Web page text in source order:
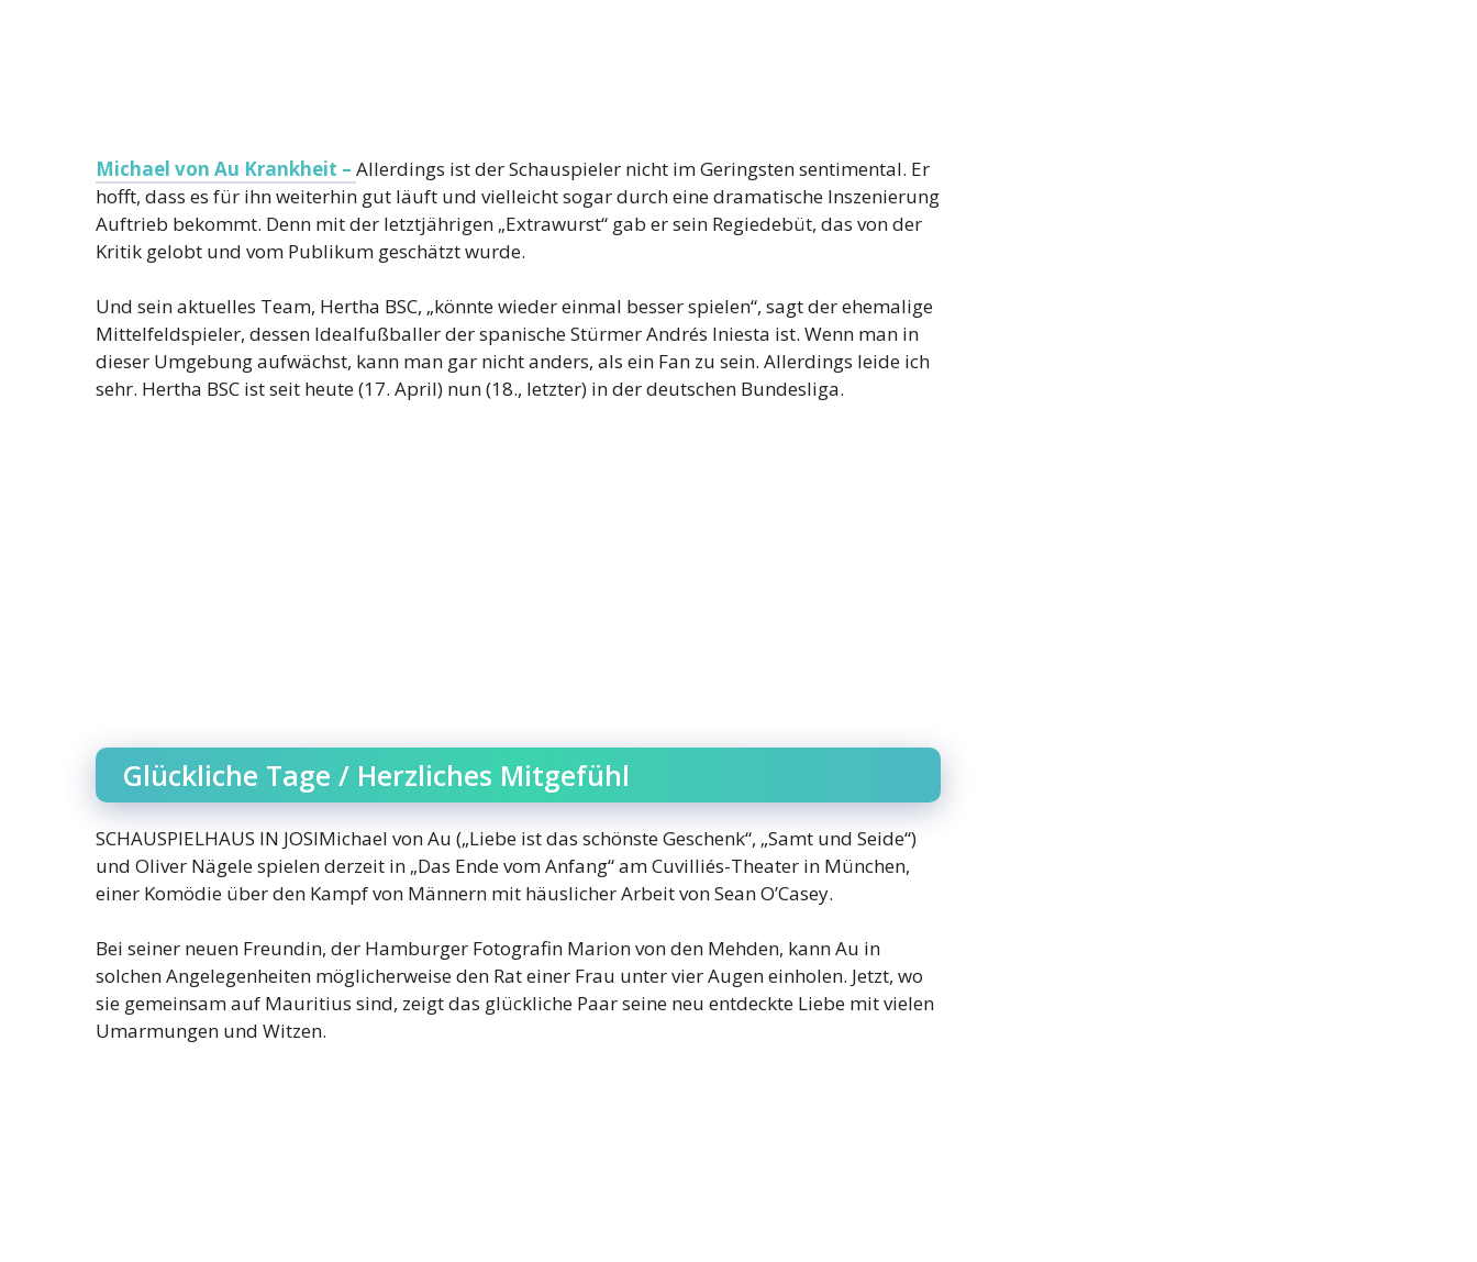
Michael von Au Krankheit – Allerdings ist der Schauspieler nicht im Geringsten sentimental. Er
hofft, dass es für ihn weiterhin gut läuft und vielleicht sogar durch eine dramatische Inszenierung
Auftrieb bekommt. Denn mit der letztjährigen „Extrawurst“ gab er sein Regiedebüt, das von der
Kritik gelobt und vom Publikum geschätzt wurde.
Und sein aktuelles Team, Hertha BSC, „könnte wieder einmal besser spielen“, sagt der ehemalige
Mittelfeldspieler, dessen Idealfußballer der spanische Stürmer Andrés Iniesta ist. Wenn man in
dieser Umgebung aufwächst, kann man gar nicht anders, als ein Fan zu sein. Allerdings leide ich
sehr. Hertha BSC ist seit heute (17. April) nun (18., letzter) in der deutschen Bundesliga.
Glückliche Tage / Herzliches Mitgefühl
SCHAUSPIELHAUS IN JOSIMichael von Au („Liebe ist das schönste Geschenk“, „Samt und Seide“)
und Oliver Nägele spielen derzeit in „Das Ende vom Anfang“ am Cuvilliés-Theater in München,
einer Komödie über den Kampf von Männern mit häuslicher Arbeit von Sean O’Casey.
Bei seiner neuen Freundin, der Hamburger Fotografin Marion von den Mehden, kann Au in
solchen Angelegenheiten möglicherweise den Rat einer Frau unter vier Augen einholen. Jetzt, wo
sie gemeinsam auf Mauritius sind, zeigt das glückliche Paar seine neu entdeckte Liebe mit vielen
Umarmungen und Witzen.